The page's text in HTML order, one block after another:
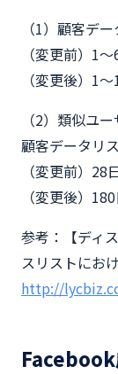
（1）顧客デ
（変更前）1
（変更後）1
（2）類似ユ
顧客データリ
（変更前）28
（変更後）
参考：【ディ
スリストにお
http://
Facebook